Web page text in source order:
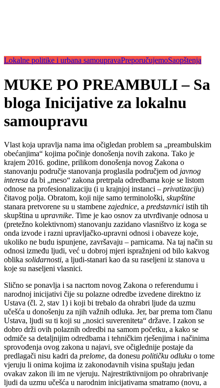
Lokalne politike i urbana samoupravaPreporučujemoSaopštenja
MUKE PO PREAMBULI – Sa
bloga Inicijative za lokalnu
samoupravu
Vlast koja upravlja nama ima očigledan problem sa „preambulskim
obećanjima“ kojima počinje donošenja novih zakona. Tako je
krajem 2016. godine, prilikom donošenja novog Zakona o
stanovanju područje stanovanja proglasila područjem od javnog
interesa da bi „meso“ zakona pretrpala odredbama koje se listom
odnose na profesionalizaciju (i u krajnjoj instanci – privatizaciju)
čitavog polja. Obratom, koji nije samo terminološki, skupštine
stanara pretvorene su u stambene zajednice, a predstavnici istih tih
skupština u upravnike. Time je kao osnov za utvrđivanje odnosa u
(pretežno kolektivnom) stanovanju zazidano vlasništvo iz koga se
onda izvode i razni upravljačko-upravni odnosi i obaveze koje,
ukoliko ne budu ispunjene, završavaju – parnicama. Na taj način su
odnosi između ljudi, već u dobroj mjeri ispražnjeni od bilo kakvog
oblika solidarnosti, a ljudi-stanari kao da su raseljeni iz stanova u
koje su naseljeni vlasnici.
Slično se ponavlja i sa nacrtom novog Zakona o referendumu i
narodnoj inicijativi čije su polazne odredbe izvedene direktno iz
Ustava (čl. 2, stav 1) i koji bi trebalo da ohrabri ljude da uzmu
učešća u donošenju za njih važnih odluka. Jer, bar prema tom članu
Ustava, ljudi su ti koji su „nosici suvereniteta“ države. I zakon se
dobro drži ovih polaznih odredbi na samom početku, a kako se
odmiče sa detaljnijim odredbama i tehničkim rješenjima i načinima
sprovođenja ovog zakona u najavi, sve očiglednije postaje da
predlagači nisu kadri da prelome, da donesu političku odluku o tome
vjeruju li onima kojima iz zakonodavnih visina spuštaju jedan
ovakav zakon ili im ne vjeruju. Najrestriktivnijom po ohrabrivanje
ljudi da uzmu učešća u narodnim inicijativama smatramo (novu, a